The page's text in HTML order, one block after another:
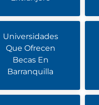
Universidades
Que Ofrecen
Becas En
Barranquilla